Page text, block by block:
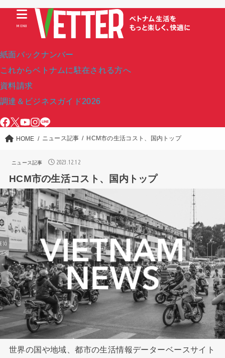
紙面バックナンバー
これからベトナムに駐在される方へ
資料請求
調達＆ビジネスガイド2026
MENU
HOME ニュース記事 HCM市の生活コスト、国内トップ
ニュース記事 2023.12.12
HCM市の生活コスト、国内トップ
世界の国や地域、都市の生活情報データーベースサイト